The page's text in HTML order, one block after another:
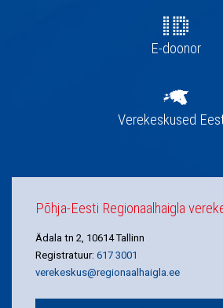
E-doonor
Verekeskused
Põhja-Eesti Regionaalhaigla
Ädala tn 2, 10614 Tallinn
Registratuur: 617 3001
verekeskus@regionaalhaigla.ee